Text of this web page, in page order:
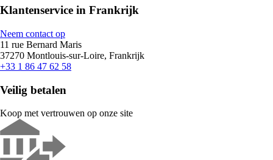
Klantenservice in Frankrijk
Neem contact op
11 rue Bernard Maris
37270 Montlouis-sur-Loire, Frankrijk
+33 1 86 47 62 58
Veilig betalen
Koop met vertrouwen op onze site